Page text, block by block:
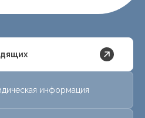
информация